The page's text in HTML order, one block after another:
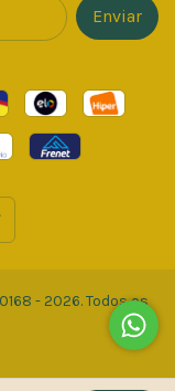
- 2026. Todos os